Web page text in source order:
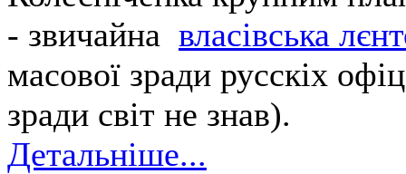
- звичайна власівська
масової зради русскіх
зради світ не знав).
Детальніше...